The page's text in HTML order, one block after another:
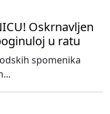
Oskrnavljen
u ratu
spomenika